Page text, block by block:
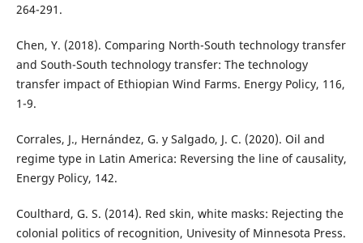
264-291.
Chen, Y. (2018). Comparing North-South technology transfer
and South-South technology transfer: The technology
transfer impact of Ethiopian Wind Farms. Energy Policy, 116,
1-9.
Corrales, J., Hernández, G. y Salgado, J. C. (2020). Oil and
regime type in Latin America: Reversing the line of causality,
Energy Policy, 142.
Coulthard, G. S. (2014). Red skin, white masks: Rejecting the
colonial politics of recognition, Univesity of Minnesota Press.